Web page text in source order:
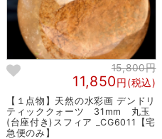
15,800円
11,850円(税込)
【１点物】天然の水彩画 デンドリ
ティッククォーツ 31mm 丸玉
(台座付き)スフィア _CG6011【宅
急便のみ】